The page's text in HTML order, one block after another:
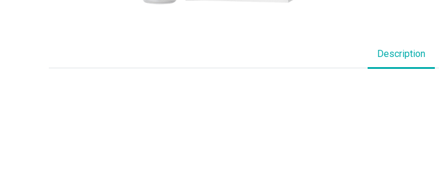
Description